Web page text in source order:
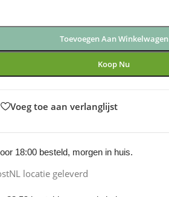
Toevoegen Aan Winkelwagen
Koop Nu
Voeg toe aan verlanglijst
18:00 besteld, morgen in huis.
locatie geleverd